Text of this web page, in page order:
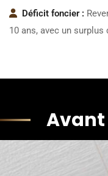
Déficit foncier :
10 ans, avec un